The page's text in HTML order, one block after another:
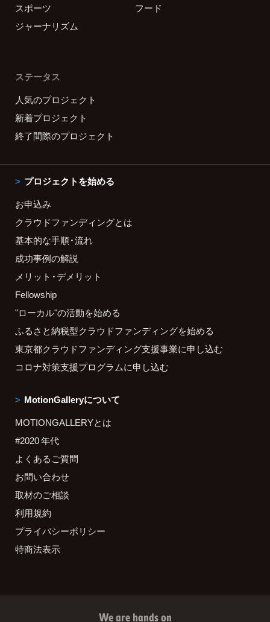
スポーツ
フード
ジャーナリズム
ステータス
人気のプロジェクト
新着プロジェクト
終了間際のプロジェクト
プロジェクトを始める
お申込み
クラウドファンディングとは
基本的な手順・流れ
成功事例の解説
メリット・デメリット
Fellowship
"ローカル"の活動を始める
ふるさと納税型クラウドファンディングを始める
東京都クラウドファンディング支援事業に申し込む
コロナ対策支援プログラムに申し込む
MotionGalleryについて
MOTIONGALLERYとは
#2020 年代
よくあるご質問
お問い合わせ
取材のご相談
利用規約
プライバシーポリシー
特商法表示
We are hands on